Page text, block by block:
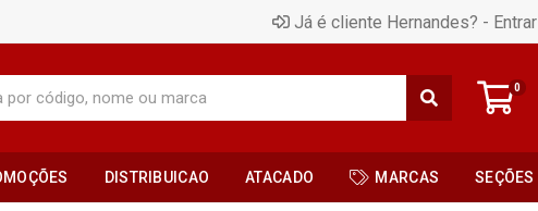
Já é cliente Hernandes? - Entrar
0
DISTRIBUICAO ATACADO MARCAS SEÇÕES